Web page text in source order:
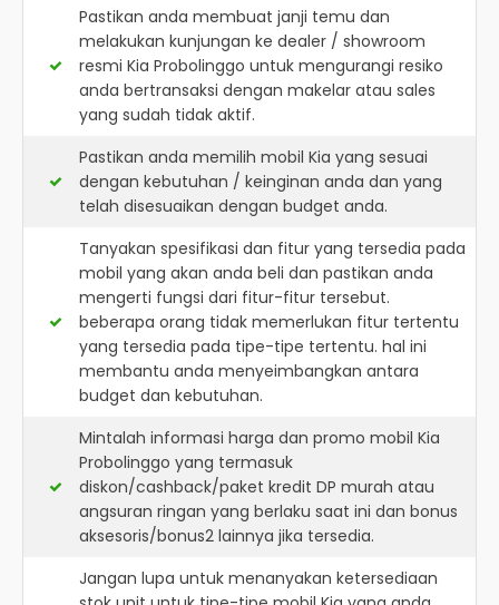
Pastikan anda membuat janji temu dan
melakukan kunjungan ke dealer / showroom
resmi Kia Probolinggo untuk mengurangi resiko
anda bertransaksi dengan makelar atau sales
yang sudah tidak aktif.
Pastikan anda memilih mobil Kia yang sesuai
dengan kebutuhan / keinginan anda dan yang
telah disesuaikan dengan budget anda.
Tanyakan spesifikasi dan fitur yang tersedia pada
mobil yang akan anda beli dan pastikan anda
mengerti fungsi dari fitur-fitur tersebut.
beberapa orang tidak memerlukan fitur tertentu
yang tersedia pada tipe-tipe tertentu. hal ini
membantu anda menyeimbangkan antara
budget dan kebutuhan.
Mintalah informasi harga dan promo mobil Kia
Probolinggo yang termasuk
diskon/cashback/paket kredit DP murah atau
angsuran ringan yang berlaku saat ini dan bonus
aksesoris/bonus2 lainnya jika tersedia.
Jangan lupa untuk menanyakan ketersediaan